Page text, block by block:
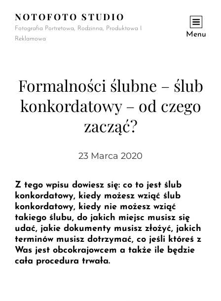
NOTOFOTO STUDIO
Fotografia Portretowa, Rodzinna, Produktowa I
Reklamowa
Menu
Formalności ślubne – ślub
konkordatowy – od czego
zacząć?
23 Marca 2020
Z tego wpisu dowiesz się: co to jest ślub
konkordatowy, kiedy możesz wziąć ślub
konkordatowy, kiedy nie możesz wziąć
takiego ślubu, do jakich miejsc musisz się
udać, jakie dokumenty musisz złożyć, jakich
terminów musisz dotrzymać, co jeśli któreś z
Was jest obcokrajowcem a także ile będzie
cała procedura trwała.